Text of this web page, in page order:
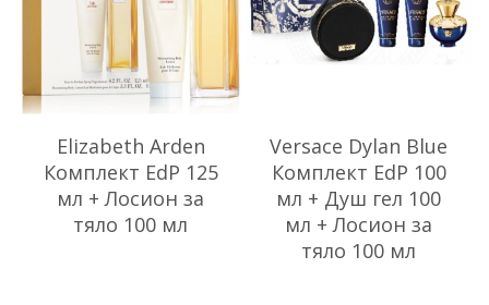
Elizabeth Arden
Комплект EdP 125
мл + Лосион за
тяло 100 мл
Versace Dylan Blue
Комплект EdP 100
мл + Душ гел 100
мл + Лосион за
тяло 100 мл